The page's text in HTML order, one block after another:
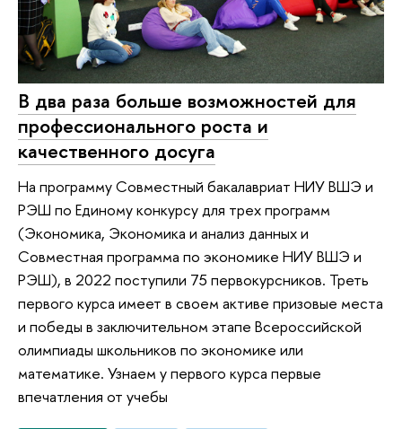
В два раза больше возможностей для
профессионального роста и
качественного досуга
На программу Совместный бакалавриат НИУ ВШЭ и
РЭШ по Единому конкурсу для трех программ
(Экономика, Экономика и анализ данных и
Совместная программа по экономике НИУ ВШЭ и
РЭШ), в 2022 поступили 75 первокурсников. Треть
первого курса имеет в своем активе призовые места
и победы в заключительном этапе Всероссийской
олимпиады школьников по экономике или
математике. Узнаем у первого курса первые
впечатления от учебы